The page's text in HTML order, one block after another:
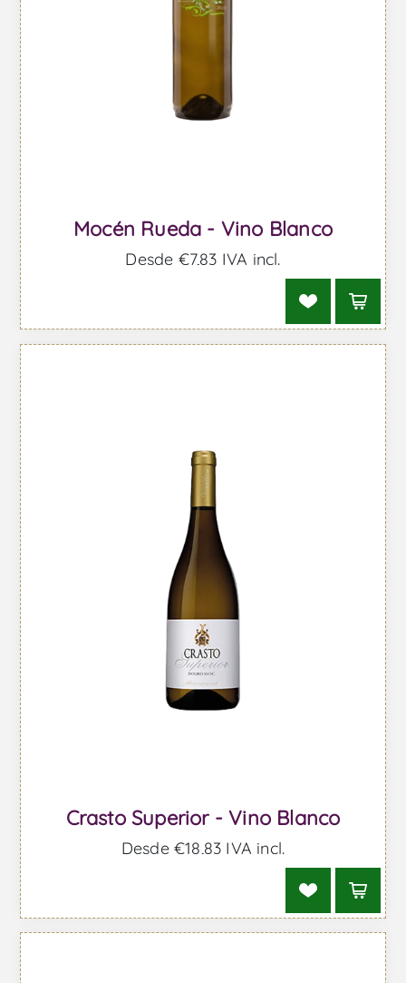
Mocén Rueda - Vino Blanco
Desde €7,83 IVA incl.
Crasto Superior - Vino Blanco
Desde €18,83 IVA incl.